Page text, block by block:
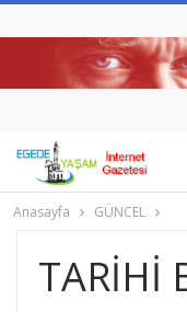
Anasayfa GÜNCEL
TARİHİ